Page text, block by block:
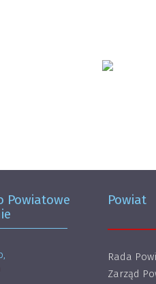
Powiatowe
Powiat
Rada
Zarząd